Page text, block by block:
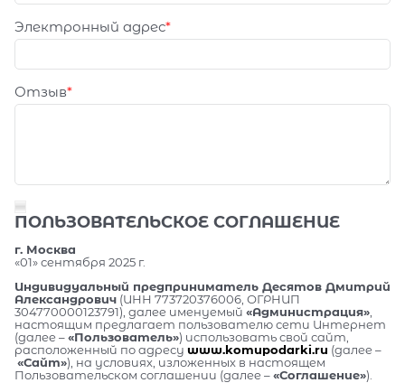
Электронный адрес
Отзыв
ПОЛЬЗОВАТЕЛЬСКОЕ СОГЛАШЕНИЕ
г. Москва
«01» сентября 2025 г.
Индивидуальный предприниматель Десятов Дмитрий
Александрович (ИНН 773720376006, ОГРНИП
304770000123791), далее именуемый «Администрация»
настоящим предлагает пользователю сети Интернет
(далее –«Пользователь») использовать свой сайт,
расположенный по адресу www.komupodarki.ru (далее –
«Сайт»), на условиях, изложенных в настоящем
Пользовательском соглашении (далее –«Соглашение»).